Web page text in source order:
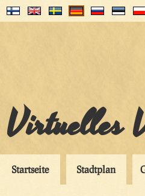
Virtuelles
Startseite Stadtplan